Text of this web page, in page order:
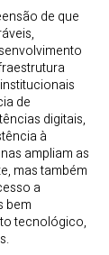
de que
de
digitais,
à
ampliam as
mas também
a
bem
tecnológico,